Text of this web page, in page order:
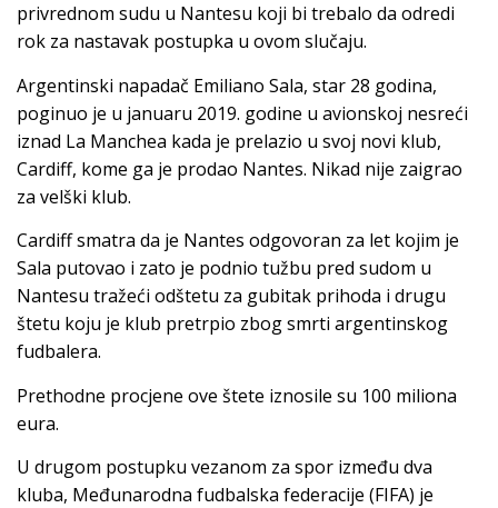
privrednom sudu u Nantesu koji bi trebalo da odredi
rok za nastavak postupka u ovom slučaju.
Argentinski napadač Emiliano Sala, star 28 godina,
poginuo je u januaru 2019. godine u avionskoj nesreći
iznad La Manchea kada je prelazio u svoj novi klub,
Cardiff, kome ga je prodao Nantes. Nikad nije zaigrao
za velški klub.
Cardiff smatra da je Nantes odgovoran za let kojim je
Sala putovao i zato je podnio tužbu pred sudom u
Nantesu tražeći odštetu za gubitak prihoda i drugu
štetu koju je klub pretrpio zbog smrti argentinskog
fudbalera.
Prethodne procjene ove štete iznosile su 100 miliona
eura.
U drugom postupku vezanom za spor između dva
kluba, Međunarodna fudbalska federacije (FIFA) je